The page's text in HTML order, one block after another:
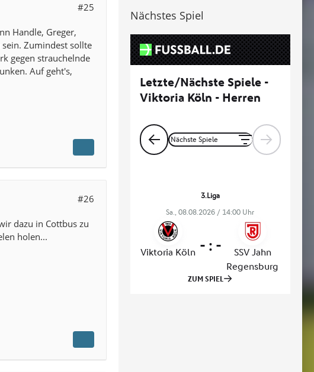
#25
Handle, Greger,
Zumindest sollte
gegen strauchelnde
Auf geht's,
#26
dazu in Cottbus zu
holen...
Nächstes Spiel